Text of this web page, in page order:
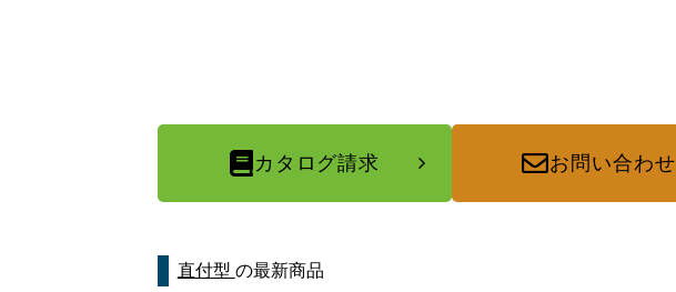
カタログ請求 お問い合わせ
直付型 の最新商品